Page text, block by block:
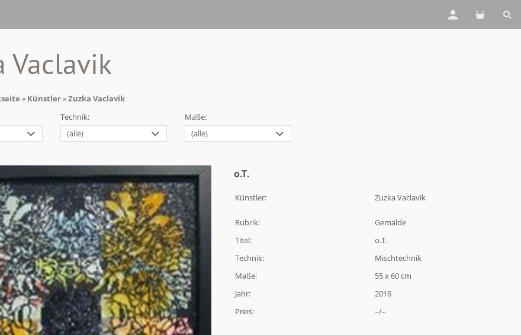
Vaclavik
» Künstler»Zuzka Vaclavik
Technik: Maße:
o.T.
Künstler: Zuzka Vaclavik
Rubrik:
Gemälde
Titel:
o.T.
Technik:
Mischtechnik
Maße:
55 x 60 cm
Jahr:
2016
Preis:
–/–